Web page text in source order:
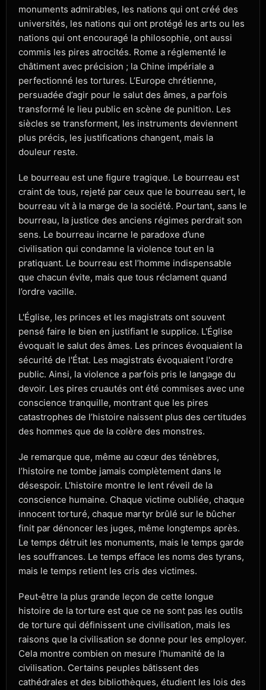
monuments admirables, les nations qui ont créé des
universités, les nations qui ont protégé les arts ou les
nations qui ont encouragé la philosophie, ont aussi
commis les pires atrocités. Rome a réglementé le
châtiment avec précision ; la Chine impériale a
perfectionné les tortures. L’Europe chrétienne,
persuadée d’agir pour le salut des âmes, a parfois
transformé le lieu public en scène de punition. Les
siècles se transforment, les instruments deviennent
plus précis, les justifications changent, mais la
douleur reste.
Le bourreau est une figure tragique. Le bourreau est
craint de tous, rejeté par ceux que le bourreau sert, le
bourreau vit à la marge de la société. Pourtant, sans le
bourreau, la justice des anciens régimes perdrait son
sens. Le bourreau incarne le paradoxe d’une
civilisation qui condamne la violence tout en la
pratiquant. Le bourreau est l’homme indispensable
que chacun évite, mais que tous réclament quand
l’ordre vacille.
L'Église, les princes et les magistrats ont souvent
pensé faire le bien en justifiant le supplice. L'Église
évoquait le salut des âmes. Les princes évoquaient la
sécurité de l'État. Les magistrats évoquaient l'ordre
public. Ainsi, la violence a parfois pris le langage du
devoir. Les pires cruautés ont été commises avec une
conscience tranquille, montrant que les pires
catastrophes de l’histoire naissent plus des certitudes
des hommes que de la colère des monstres.
Je remarque que, même au cœur des ténèbres,
l’histoire ne tombe jamais complètement dans le
désespoir. L’histoire montre le lent réveil de la
conscience humaine. Chaque victime oubliée, chaque
innocent torturé, chaque martyr brûlé sur le bûcher
finit par dénoncer les juges, même longtemps après.
Le temps détruit les monuments, mais le temps garde
les souffrances. Le temps efface les noms des tyrans,
mais le temps retient les cris des victimes.
Peut‑être la plus grande leçon de cette longue
histoire de la torture est que ce ne sont pas les outils
de torture qui définissent une civilisation, mais les
raisons que la civilisation se donne pour les employer.
Cela montre combien on mesure l’humanité de la
civilisation. Certains peuples bâtissent des
cathédrales et des bibliothèques, étudient les lois des